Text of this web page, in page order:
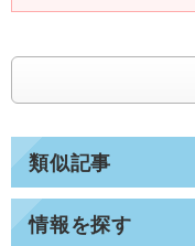
類似記事
情報を探す